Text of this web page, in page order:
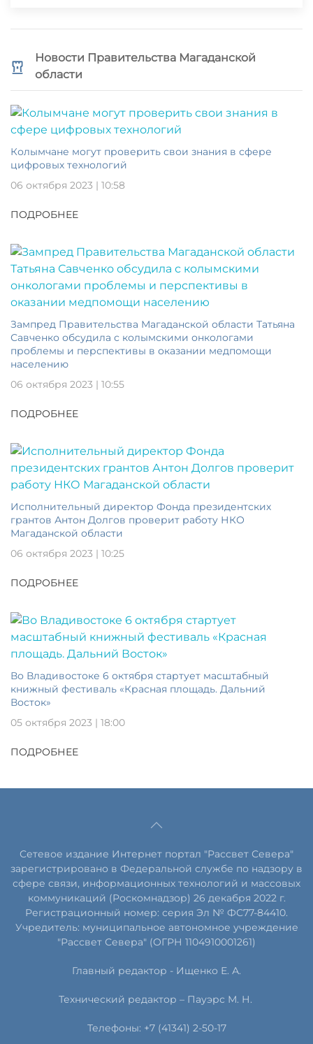
Новости Правительства Магаданской
области
Колымчане могут проверить свои знания в сфере
цифровых технологий
06 октября 2023 | 10:58
ПОДРОБНЕЕ
Зампред Правительства Магаданской области Татьяна
Савченко обсудила с колымскими онкологами
проблемы и перспективы в оказании медпомощи
населению
06 октября 2023 | 10:55
ПОДРОБНЕЕ
Исполнительный директор Фонда президентских
грантов Антон Долгов проверит работу НКО
Магаданской области
06 октября 2023 | 10:25
ПОДРОБНЕЕ
Во Владивостоке 6 октября стартует масштабный
книжный фестиваль «Красная площадь. Дальний
Восток»
05 октября 2023 | 18:00
ПОДРОБНЕЕ
Сетевое издание Интернет портал "Рассвет Севера"
зарегистрировано в Федеральной службе по надзору в
сфере связи, информационных технологий и массовых
коммуникаций (Роскомнадзор) 26 декабря 2022 г.
Регистрационный номер: серия Эл № ФС77-84410.
Учредитель: муниципальное автономное учреждение
"Рассвет Севера" (ОГРН 1104910001261)
Главный редактор - Ищенко Е. А.
Технический редактор – Пауэрс М. Н.
Телефоны: +7 (41341) 2-50-17